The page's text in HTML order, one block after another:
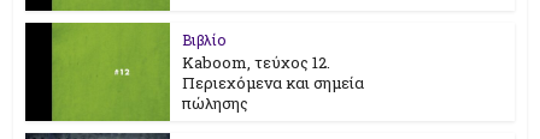
Βιβλίο
Kaboom, τεύχος 12.
Περιεχόμενα και σημεία
πώλησης